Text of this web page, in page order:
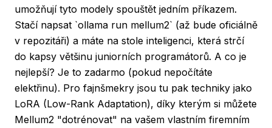
umožňují tyto modely spouštět jedním příkazem.
Stačí napsat `ollama run mellum2` (až bude oficiálně
v repozitáři) a máte na stole inteligenci, která strčí
do kapsy většinu juniorních programátorů. A co je
nejlepší? Je to zadarmo (pokud nepočítáte
elektřinu). Pro fajnšmekry jsou tu pak techniky jako
LoRA (Low-Rank Adaptation), díky kterým si můžete
Mellum2 "dotrénovat" na vašem vlastním firemním